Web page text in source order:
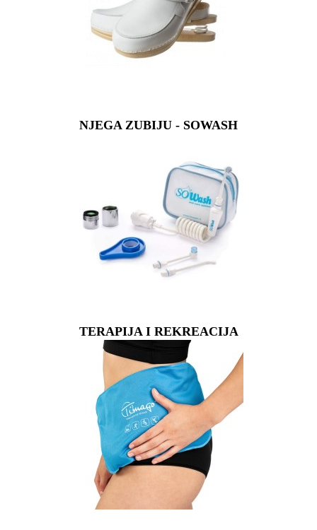
NJEGA ZUBIJU - SOWASH
TERAPIJA I REKREACIJA